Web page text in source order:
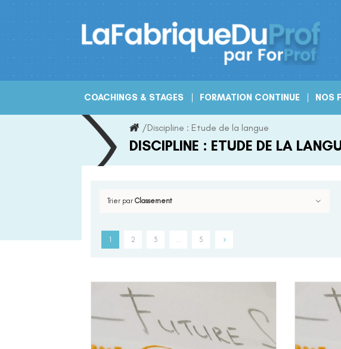
Skip
to
COACHINGS & STAGES FORMATION CONTINUE NOS
/Discipline : Etude de la langue
DISCIPLINE : ETUDE DE LA
Trier par Classement
1 2 3 … 5